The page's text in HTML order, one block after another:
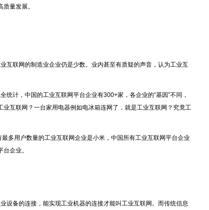
量发展。
互联网的制造业企业仍是少数。业内甚至有质疑的声音，认为工业互
统计，中国的工业互联网平台企业有300+家，各企业的“基因”不同，
互联网？一台家用电器例如电冰箱连网了，就是工业互联网？究竟工
多用户数量的工业互联网企业是小米，中国所有工业互联网平台企业
台企业。
设备的连接，能实现工业机器的连接才能叫工业互联网。而传统信息